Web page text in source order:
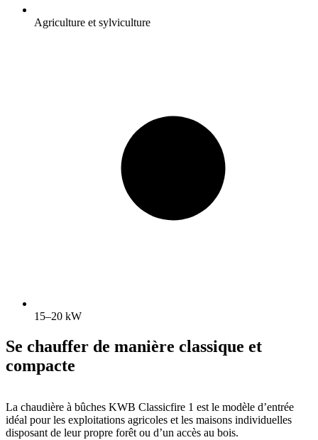
Agriculture et sylviculture
15–20 kW
Se chauffer de manière classique et
compacte
La chaudière à bûches KWB Classicfire 1 est le modèle d’entrée
idéal pour les exploitations agricoles et les maisons individuelles
disposant de leur propre forêt ou d’un accès au bois.